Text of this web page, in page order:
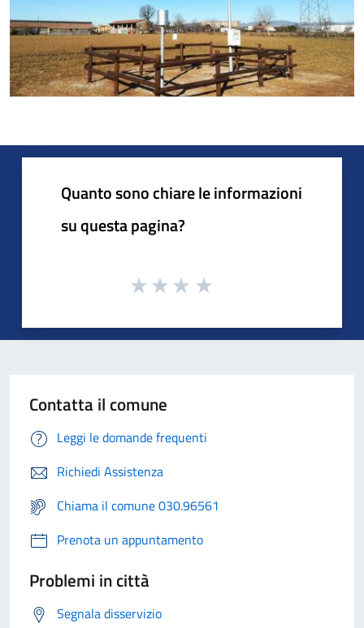
Quanto sono chiare le informazioni
su questa pagina?
Contatta il comune
Leggi le domande frequenti
Richiedi Assistenza
Chiama il comune 030.96561
Prenota un appuntamento
Problemi in città
Segnala disservizio